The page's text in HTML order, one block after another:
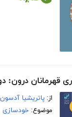
قهرمانان
از: پاتریشیا آدسون
موضوع: خودسازی